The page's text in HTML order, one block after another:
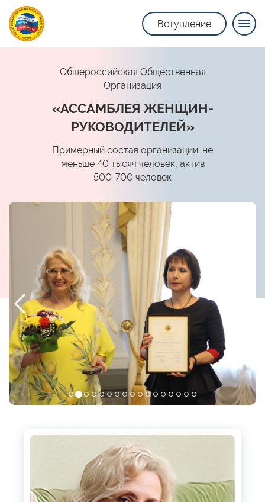
Вступление
Общероссийская Общественная
Организация
«АССАМБЛЕЯ ЖЕНЩИН-
РУКОВОДИТЕЛЕЙ»
Примерный состав организации: не
меньше 40 тысяч человек, актив
500-700 человек